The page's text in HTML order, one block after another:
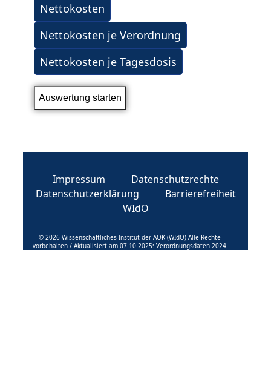
Nettokosten
Nettokosten je Verordnung
Nettokosten je Tagesdosis
Impressum
Datenschutzrechte
Datenschutzerklärung
Barrierefreiheit
WIdO
© 2026 Wissenschaftliches Institut der AOK (WIdO) Alle Rechte
vorbehalten / Aktualisiert am 07.10.2025: Verordnungsdaten 2024